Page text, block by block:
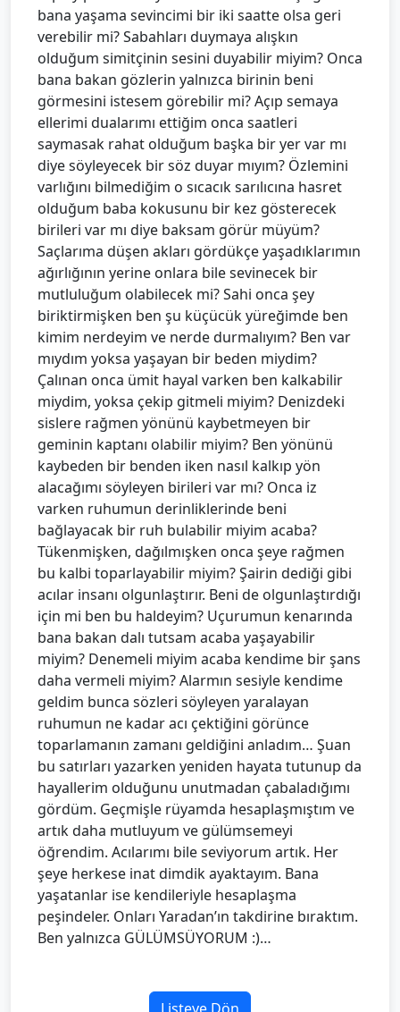
bana yaşama sevincimi bir iki saatte olsa geri
verebilir mi? Sabahları duymaya alışkın
olduğum simitçinin sesini duyabilir miyim? Onca
bana bakan gözlerin yalnızca birinin beni
görmesini istesem görebilir mi? Açıp semaya
ellerimi dualarımı ettiğim onca saatleri
saymasak rahat olduğum başka bir yer var mı
diye söyleyecek bir söz duyar mıyım? Özlemini
varlığını bilmediğim o sıcacık sarılıcına hasret
olduğum baba kokusunu bir kez gösterecek
birileri var mı diye baksam görür müyüm?
Saçlarıma düşen akları gördükçe yaşadıklarımın
ağırlığının yerine onlara bile sevinecek bir
mutluluğum olabilecek mi? Sahi onca şey
biriktirmişken ben şu küçücük yüreğimde ben
kimim nerdeyim ve nerde durmalıyım? Ben var
mıydım yoksa yaşayan bir beden miydim?
Çalınan onca ümit hayal varken ben kalkabilir
miydim, yoksa çekip gitmeli miyim? Denizdeki
sislere rağmen yönünü kaybetmeyen bir
geminin kaptanı olabilir miyim? Ben yönünü
kaybeden bir benden iken nasıl kalkıp yön
alacağımı söyleyen birileri var mı? Onca iz
varken ruhumun derinliklerinde beni
bağlayacak bir ruh bulabilir miyim acaba?
Tükenmişken, dağılmışken onca şeye rağmen
bu kalbi toparlayabilir miyim? Şairin dediği gibi
acılar insanı olgunlaştırır. Beni de olgunlaştırdığı
için mi ben bu haldeyim? Uçurumun kenarında
bana bakan dalı tutsam acaba yaşayabilir
miyim? Denemeli miyim acaba kendime bir şans
daha vermeli miyim? Alarmın sesiyle kendime
geldim bunca sözleri söyleyen yaralayan
ruhumun ne kadar acı çektiğini görünce
toparlamanın zamanı geldiğini anladım… Şuan
bu satırları yazarken yeniden hayata tutunup da
hayallerim olduğunu unutmadan çabaladığımı
gördüm. Geçmişle rüyamda hesaplaşmıştım ve
artık daha mutluyum ve gülümsemeyi
öğrendim. Acılarımı bile seviyorum artık. Her
şeye herkese inat dimdik ayaktayım. Bana
yaşatanlar ise kendileriyle hesaplaşma
peşindeler. Onları Yaradan’ın takdirine bıraktım.
Ben yalnızca GÜLÜMSÜYORUM :)…